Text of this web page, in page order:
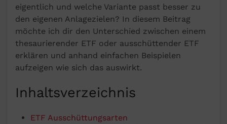
eigentlich und welche Variante passt besser zu
den eigenen Anlagezielen? In diesem Beitrag
möchte ich dir den Unterschied zwischen einem
thesaurierender ETF oder ausschüttender ETF
erklären und anhand einfachen Beispielen
aufzeigen wie sich das auswirkt.
Inhaltsverzeichnis
ETF Ausschüttungsarten